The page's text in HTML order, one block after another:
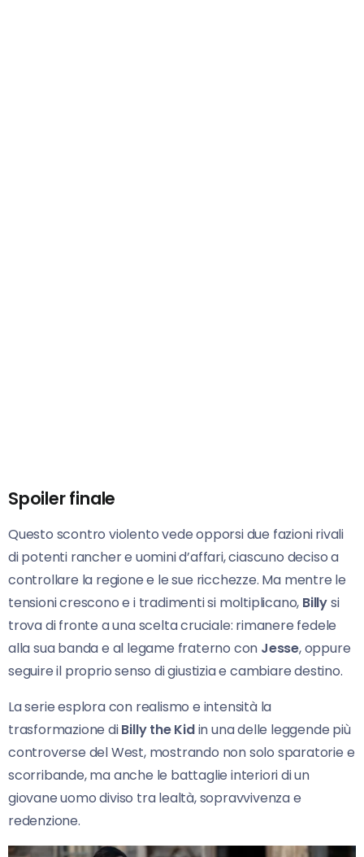
Spoiler finale
Questo scontro violento vede opporsi due fazioni rivali
di potenti rancher e uomini d’affari, ciascuno deciso a
controllare la regione e le sue ricchezze. Ma mentre le
tensioni crescono e i tradimenti si moltiplicano, Billysi
trova di fronte a una scelta cruciale: rimanere fedele
alla sua banda e al legame fraterno con Jesse, oppure
seguire il proprio senso di giustizia e cambiare destino.
La serie esplora con realismo e intensità la
trasformazione diBilly the Kidin una delle leggende più
controverse del West, mostrando non solo sparatorie e
scorribande, ma anche le battaglie interiori di un
giovane uomo diviso tra lealtà, sopravvivenza e
redenzione.